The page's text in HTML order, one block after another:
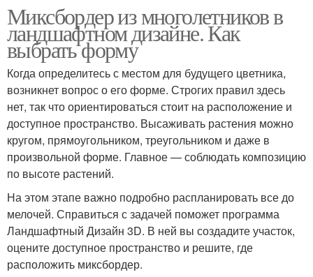
Миксбордер из многолетников в
ландшафтном дизайне. Как
выбрать форму
Когда определитесь с местом для будущего цветника,
возникнет вопрос о его форме. Строгих правил здесь
нет, так что ориентироваться стоит на расположение и
доступное пространство. Высаживать растения можно
кругом, прямоугольником, треугольником и даже в
произвольной форме. Главное — соблюдать композицию
по высоте растений.
На этом этапе важно подробно распланировать все до
мелочей. Справиться с задачей поможет программа
Ландшафтный Дизайн 3D. В ней вы создадите участок,
оцените доступное пространство и решите, где
расположить миксбордер.